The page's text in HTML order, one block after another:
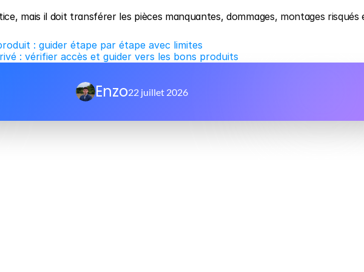
mais il doit transférer les pièces manquantes, dommages, montages risqués
: guider étape par étape avec limites
: vérifier accès et guider vers les bons produits
Enzo22 juillet 2026